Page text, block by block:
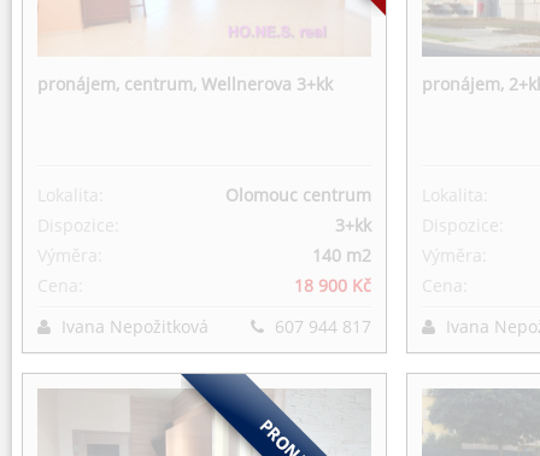
pronájem, centrum, Wellnerova 3+kk
Lokalita:
Olomouc centrum
Dispozice:
3+kk
Výměra:
140 m2
Cena:
18 900 Kč
Ivana Nepožitková
607 944 817
pronájem,
Lokalita:
Dispozice:
Výměra:
Cena:
Ivana